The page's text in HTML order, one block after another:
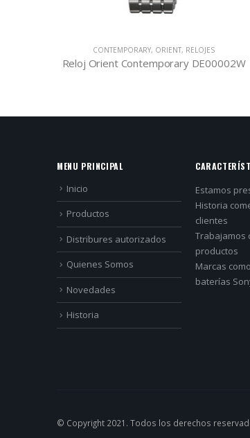
CONTEMPORARY, ORIENT, RELOJES
Reloj Orient Contemporary DE00002W
MENU PRINCIPAL
Inicio
Productos
Distribures autorizados
Quienes Somos
Novedades
Historia
Estamos
Historia
clientes
Trabajamos
productos
Marcas
baterías
© Copyright 2021. Todos los derechos